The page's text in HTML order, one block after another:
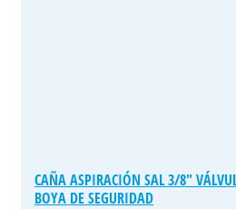
CAÑA ASPIRACIÓN SAL 3/8″
BOYA DE SEGURIDAD